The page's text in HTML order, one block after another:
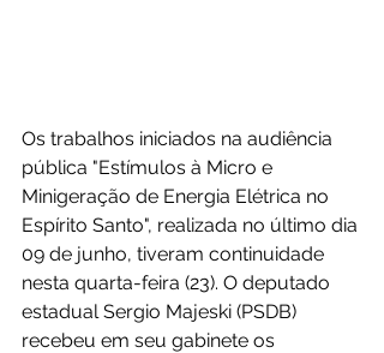
Os trabalhos iniciados na audiência
pública "Estímulos à Micro e
Minigeração de Energia Elétrica no
Espírito Santo", realizada no último dia
09 de junho, tiveram continuidade
nesta quarta-feira (23). O deputado
estadual Sergio Majeski (PSDB)
recebeu em seu gabinete os